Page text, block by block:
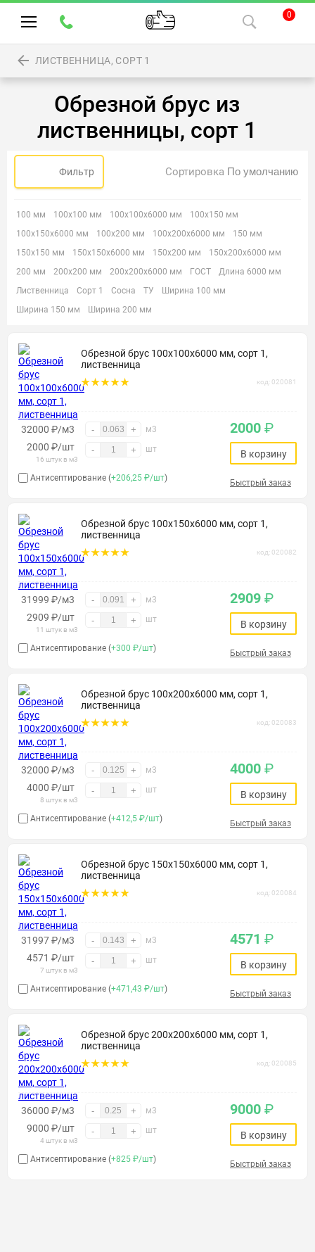
0
ЛИСТВЕННИЦА, СОРТ 1
Обрезной брус из
лиственницы, сорт 1
Фильтр Сортировка
100 мм 100х100 мм 100х100х6000 мм
100х150 мм
100х150х6000 мм
100х200 мм 100х200х6000 мм
150 мм
150х150 мм
150х150х6000 мм 150х200 мм
150х200х6000 мм
200 мм
200х200 мм 200х200х6000 мм ГОСТ
Длина 6000 мм
Лиственница
Сорт 1 Сосна ТУ
Ширина 100 мм
Ширина 150 мм
Ширина 200 мм
Обрезной брус 100х100х6000 мм, сорт 1,
лиственница
код: 020081
32000 ₽/м3 - + м3
2000 ₽/шт
16 штук в м3
- + шт
2000 ₽
Антисептирование (+206,25 ₽/шт)
В корзину
Быстрый заказ
Обрезной брус 100х150х6000 мм, сорт 1,
лиственница
код: 020082
31999 ₽/м3 - + м3
2909 ₽/шт
11 штук в м3
- + шт
2909 ₽
Антисептирование (+300 ₽/шт)
В корзину
Быстрый заказ
Обрезной брус 100х200х6000 мм, сорт 1,
лиственница
код: 020083
32000 ₽/м3 - + м3
4000 ₽/шт
8 штук в м3
- + шт
4000 ₽
Антисептирование (+412,5 ₽/шт)
В корзину
Быстрый заказ
Обрезной брус 150х150х6000 мм, сорт 1,
лиственница
код: 020084
31997 ₽/м3 - + м3
4571 ₽/шт
7 штук в м3
- + шт
4571 ₽
Антисептирование (+471,43 ₽/шт)
В корзину
Быстрый заказ
Обрезной брус 200х200х6000 мм, сорт 1,
лиственница
код: 020085
36000 ₽/м3 - + м3
9000 ₽/шт
4 штук в м3
- + шт
9000 ₽
Антисептирование (+825 ₽/шт)
В корзину
Быстрый заказ